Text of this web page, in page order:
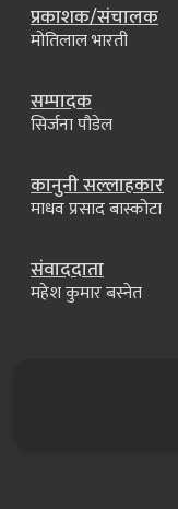
प्रकाशक/संचालक
मोतिलाल भारती
सम्पादक
सिर्जना पौडेल
कानुनी सल्लाहकार
माधव प्रसाद बास्कोटा
संवाददाता
महेश कुमार बस्नेत